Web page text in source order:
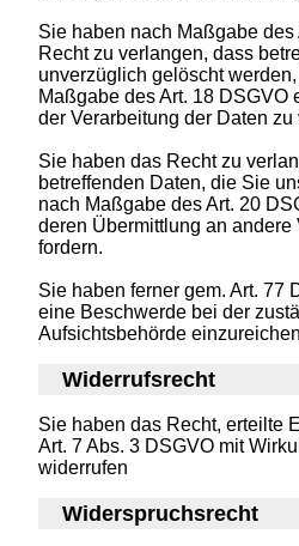
Sie haben nach Maßgabe des
Recht zu verlangen, dass
unverzüglich gelöscht
Maßgabe des Art. 18 DSGVO
der Verarbeitung der Daten zu
Sie haben das Recht zu
betreffenden Daten, die Sie
nach Maßgabe des Art. 20
deren Übermittlung an andere
fordern.
Sie haben ferner gem. Art. 77
eine Beschwerde bei der
Aufsichtsbehörde
Widerrufsrecht
Sie haben das Recht, erteilte
Art. 7 Abs. 3 DSGVO mit
widerrufen
Widerspruchsrecht